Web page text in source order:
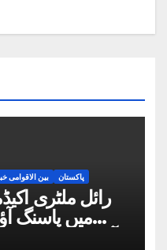
بین الاقوامی پاکستان
میں پاسنگ